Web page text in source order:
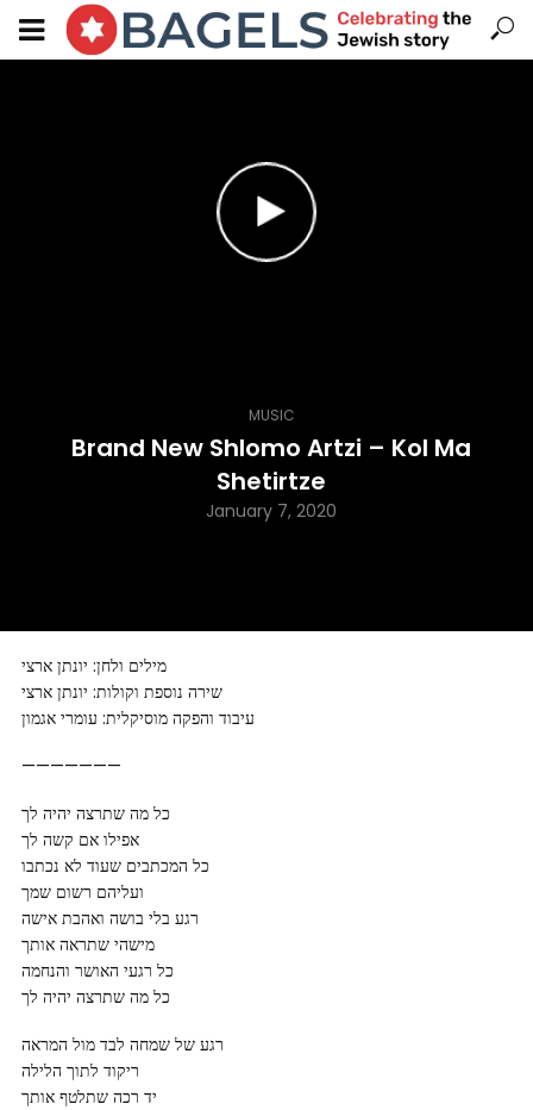
MUSIC
Brand New Shlomo Artzi – Kol Ma
Shetirtze
January 7, 2020
מילים ולחן: יונתן ארצי
שירה נוספת וקולות: יונתן ארצי
עיבוד והפקה מוסיקלית: עומרי אגמון
———————
כל מה שתרצה יהיה לך
אפילו אם קשה לך
כל המכתבים שעוד לא נכתבו
ועליהם רשום שמך
רגע בלי בושה ואהבת אישה
מישהי שתראה אותך
כל רגעי האושר והנחמה
כל מה שתרצה יהיה לך
רגע של שמחה לבד מול המראה
ריקוד לתוך הלילה
יד רכה שתלטף אותך